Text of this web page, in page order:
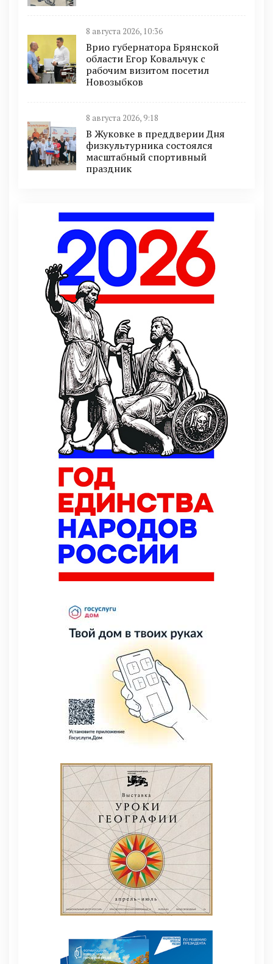
8 августа 2026, 10:36
Врио губернатора Брянской
области Егор Ковальчук с
рабочим визитом посетил
Новозыбков
8 августа 2026, 9:18
В Жуковке в преддверии Дня
физкультурника состоялся
масштабный спортивный
праздник